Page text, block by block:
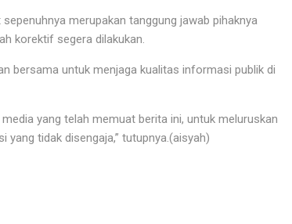
merupakan tanggung jawab pihaknya
korektif segera dilakukan.
bersama untuk menjaga kualitas informasi publik di
yang telah memuat berita ini, untuk meluruskan
tidak disengaja,” tutupnya.(aisyah)